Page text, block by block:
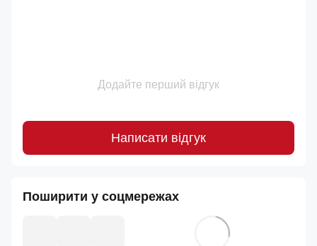
Додайте перший відгук
Написати відгук
Поширити у соцмережах